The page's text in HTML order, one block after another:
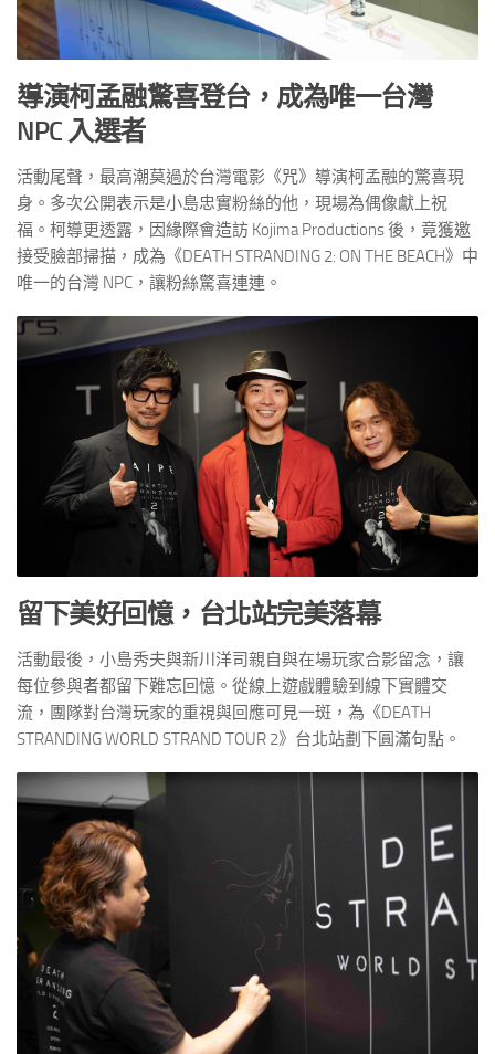
導演柯孟融驚喜登台，成為唯一台灣
NPC 入選者
活動尾聲，最高潮莫過於台灣電影《咒》導演柯孟融的驚喜現
身。多次公開表示是小島忠實粉絲的他，現場為偶像獻上祝
福。柯導更透露，因緣際會造訪 Kojima Productions 後，竟獲邀
接受臉部掃描，成為《DEATH STRANDING 2: ON THE BEACH》中
唯一的台灣 NPC，讓粉絲驚喜連連。
留下美好回憶，台北站完美落幕
活動最後，小島秀夫與新川洋司親自與在場玩家合影留念，讓
每位參與者都留下難忘回憶。從線上遊戲體驗到線下實體交
流，團隊對台灣玩家的重視與回應可見一斑，為《DEATH
STRANDING WORLD STRAND TOUR 2》台北站劃下圓滿句點。